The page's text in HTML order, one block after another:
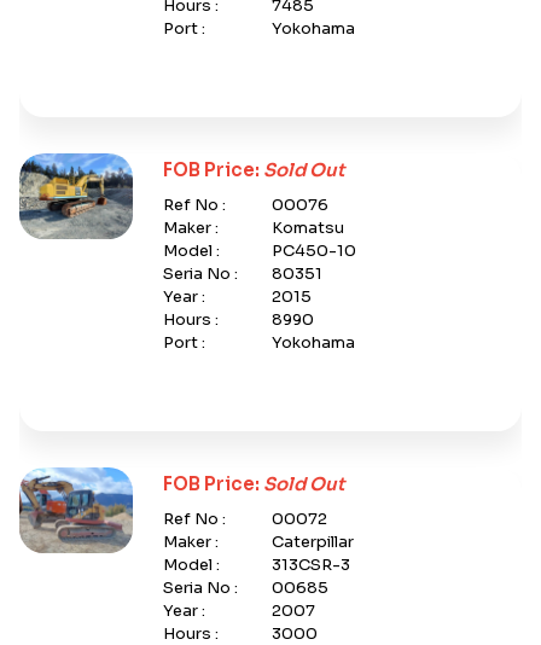
Hours :
7485
Port :
Yokohama
FOB Price: Sold Out
Ref No :
00076
Maker :
Komatsu
Model :
PC450-10
Seria No :
80351
Year :
2015
Hours :
8990
Port :
Yokohama
FOB Price: Sold Out
Ref No :
00072
Maker :
Caterpillar
Model :
313CSR-3
Seria No :
00685
Year :
2007
Hours :
3000